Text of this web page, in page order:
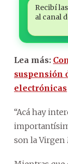
Recibí
al canal
Lea más:
suspensión
electrónicas
“Acá hay
son la Virgen